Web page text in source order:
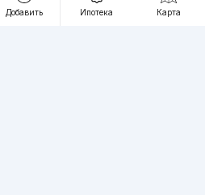
Добавить Ипотека Карта